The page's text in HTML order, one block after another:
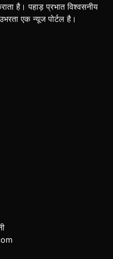
है। पहाड़ प्रभात विश्वसनीय
एक न्यूज पोर्टल है।